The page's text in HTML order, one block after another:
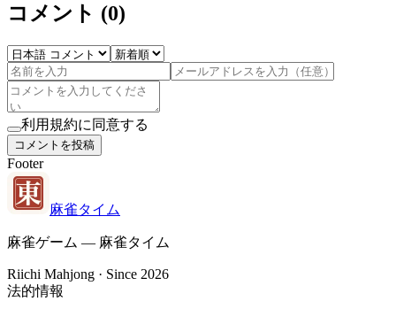
コメント (0)
利用規約に同意する
コメントを投稿
Footer
麻雀タイム
麻雀ゲーム — 麻雀タイム
Riichi Mahjong · Since 2026
法的情報